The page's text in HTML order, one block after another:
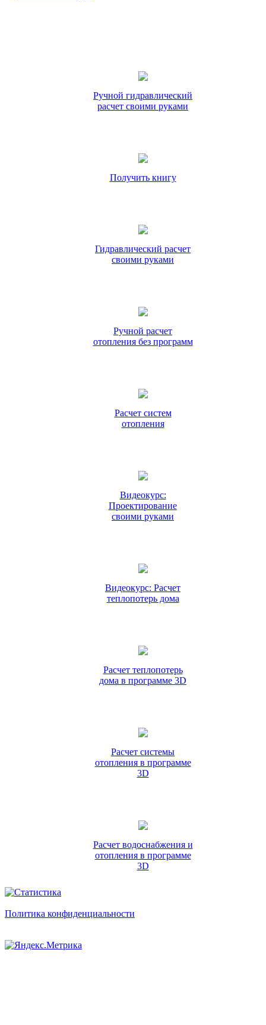
Ручной гидравлический
расчет своими руками
Получить книгу
Гидравлический расчет
своими руками
Ручной расчет
отопления без программ
Расчет систем
отопления
Видеокурс:
Проектирование
своими руками
Видеокурс: Расчет
теплопотерь дома
Расчет теплопотерь
дома в программе 3D
Расчет системы
отопления в программе
3D
Расчет водоснабжения и
отопления в программе
3D
Политика конфиденциальности